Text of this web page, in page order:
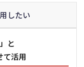
したい
と
て活用